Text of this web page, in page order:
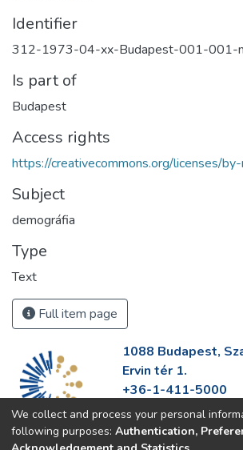
Identifier
312-1973-04-xx-Budapest-001-001-
Is part of
Budapest
Access rights
https://creativecommons.org/licenses/
Subject
demográfia
Type
Text
Full item page
1088 Budapest,
Ervin tér 1.
+36-1-411-5000
info@fszek.hu
https://fszek.hu
We collect and process your personal
following purposes: Authentication,